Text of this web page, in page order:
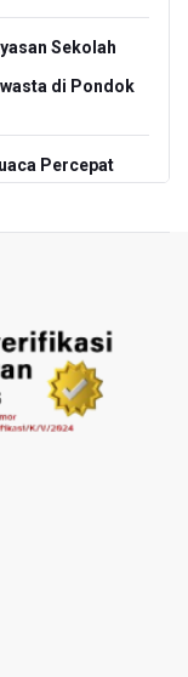
Sekolah
di Pondok
Percepat
Pra Judicial
Nonaktif
Keracunan